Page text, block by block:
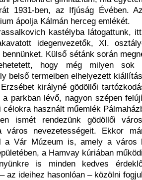
1931-ben, az Ifjúság Évében.
ápolja Kálmán herceg emlékét.
kastélyba látogattunk,
idegenvezetők, XI.
Külső sétánk során
hogy még milyen sok
belső termeiben elhelyezett
királyné gödöllői
a parkban lévő, nagyon szépen
használt műemlék
ismét rendezünk gödöllői
város nevezetességeit. Ekkor
a Vár Múzeum is, amely a város
a Hamvay kúriában
is minden kedves
az ideihez hasonlóan – közölni